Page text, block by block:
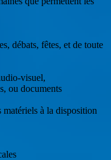
débats, fêtes, et de toute
visuel,
ou documents
matériels à la disposition